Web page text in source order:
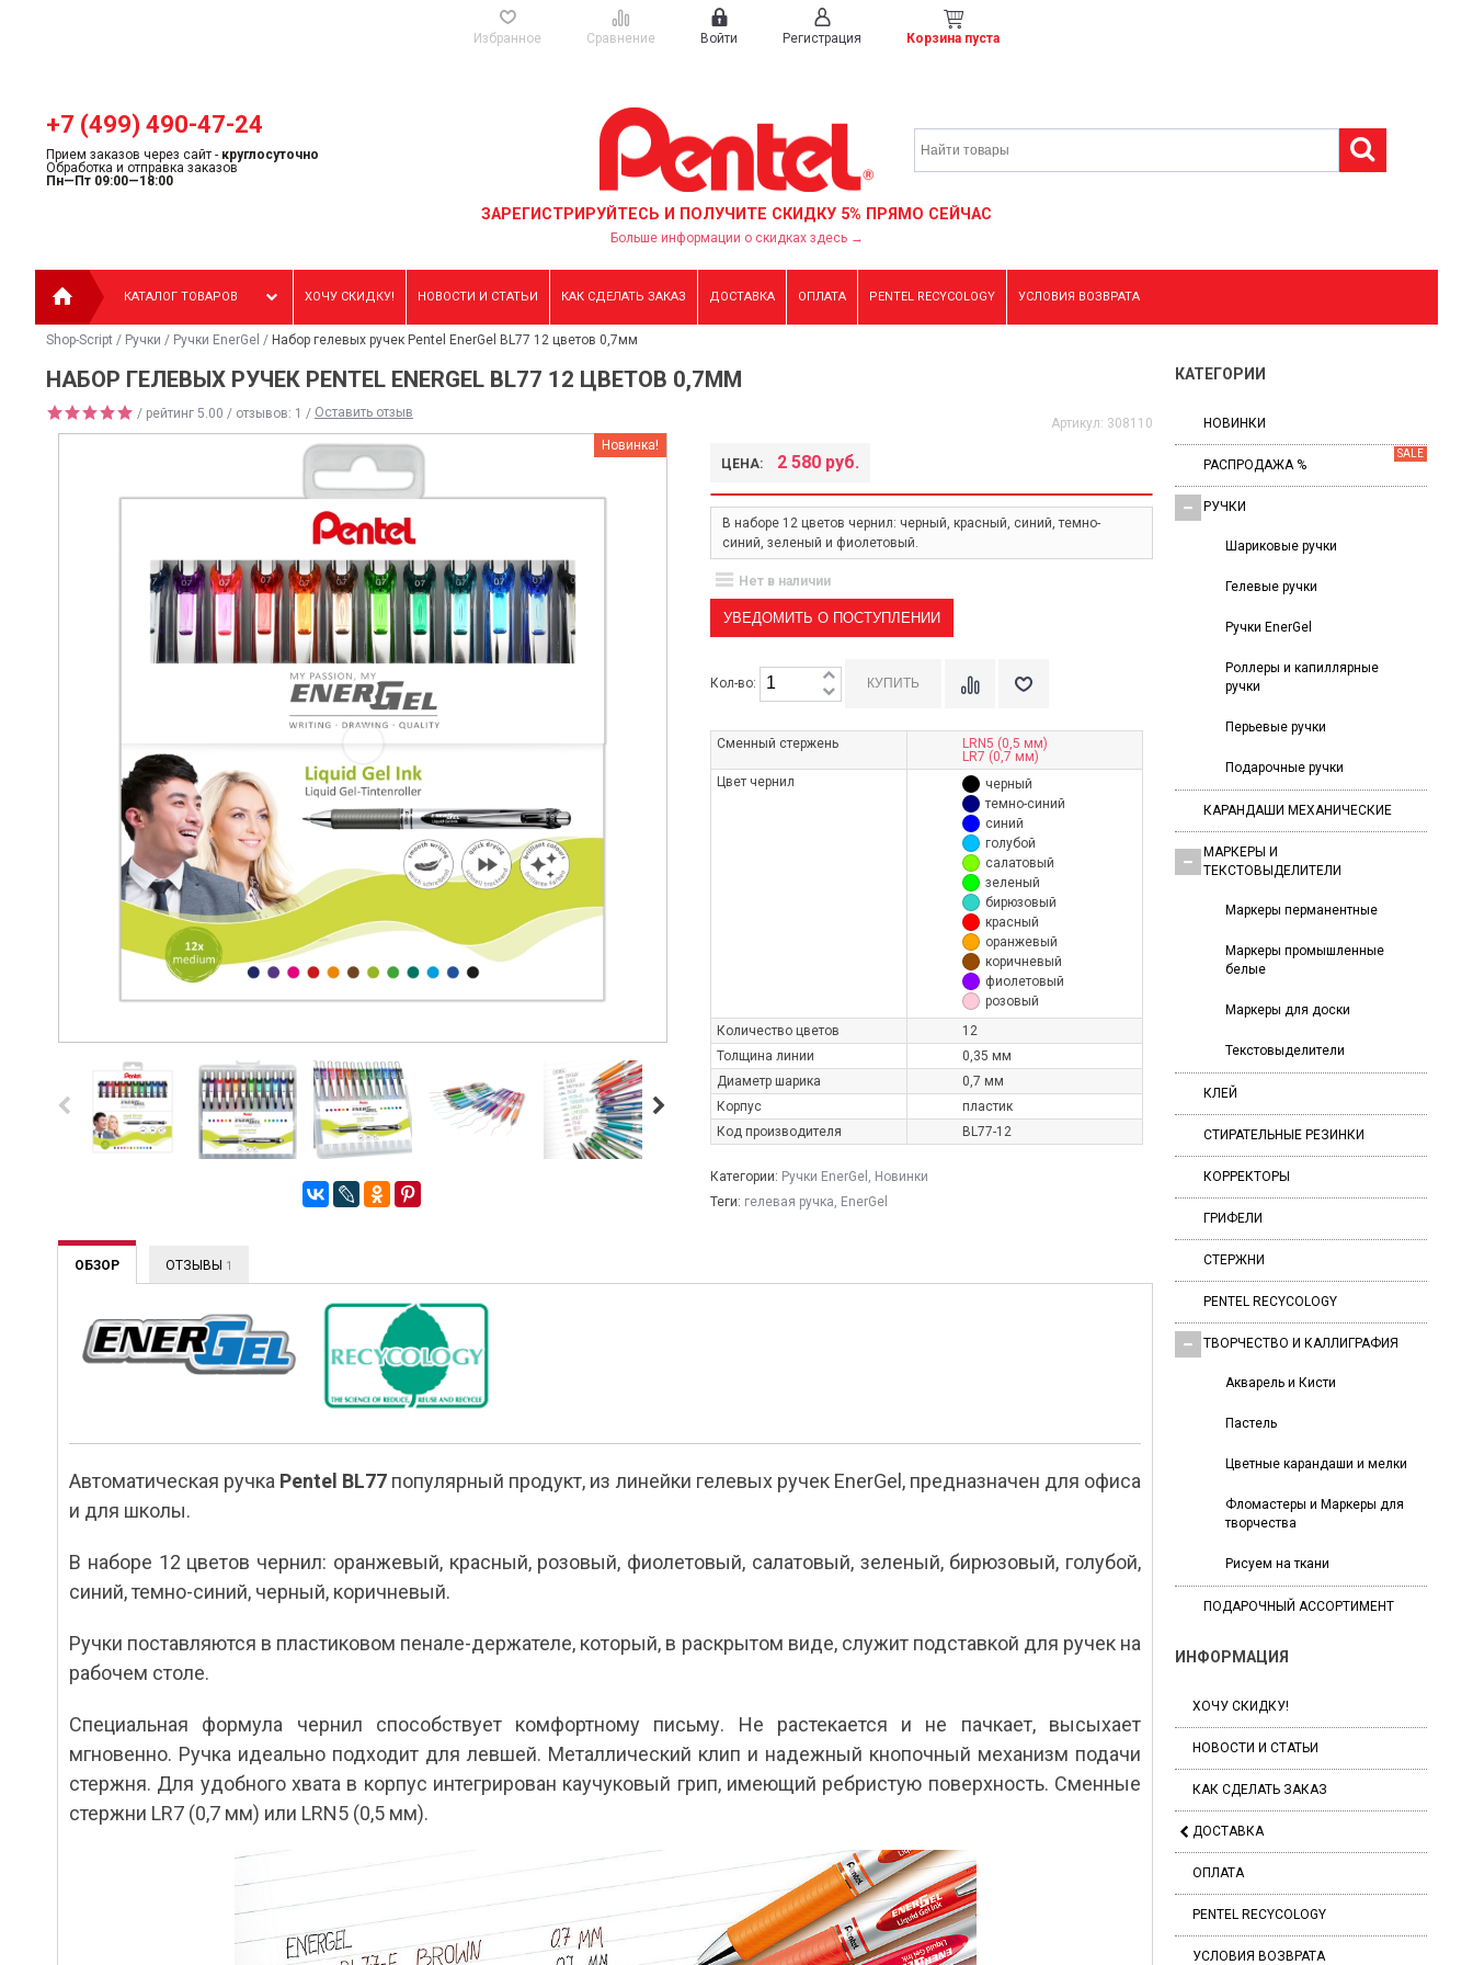
Избранное Сравнение Войти Регистрация Корзина пуста
+7 (499) 490-47-24
Прием заказов через сайт - круглосуточно
Обработка и отправка заказов
Пн—Пт 09:00—18:00
ЗАРЕГИСТРИРУЙТЕСЬ И ПОЛУЧИТЕ СКИДКУ 5% ПРЯМО СЕЙЧАС
Больше информации о скидках здесь →
КАТАЛОГ ТОВАРОВ ХОЧУ СКИДКУ! НОВОСТИ И СТАТЬИ КАК СДЕЛАТЬ ЗАКАЗ ДОСТАВКА ОПЛАТА PENTEL RECYCOLOGY УСЛОВИЯ ВОЗВРАТА
Shop-Script / Ручки / Ручки EnerGel / Набор гелевых ручек Pentel EnerGel BL77 12 цветов 0,7мм
КАТЕГОРИИ
НОВИНКИ
РАСПРОДАЖА %
SALE
РУЧКИ
Шариковые ручки
Гелевые ручки
Ручки EnerGel
Роллеры и капиллярные
ручки
Перьевые ручки
Подарочные ручки
КАРАНДАШИ МЕХАНИЧЕСКИЕ
МАРКЕРЫ И
ТЕКСТОВЫДЕЛИТЕЛИ
Маркеры перманентные
Маркеры промышленные
белые
Маркеры для доски
Текстовыделители
КЛЕЙ
СТИРАТЕЛЬНЫЕ РЕЗИНКИ
КОРРЕКТОРЫ
ГРИФЕЛИ
СТЕРЖНИ
PENTEL RECYCOLOGY
ТВОРЧЕСТВО И КАЛЛИГРАФИЯ
Акварель и Кисти
Пастель
Цветные карандаши и мелки
Фломастеры и Маркеры для
творчества
Рисуем на ткани
ПОДАРОЧНЫЙ АССОРТИМЕНТ
ИНФОРМАЦИЯ
ХОЧУ СКИДКУ!
НОВОСТИ И СТАТЬИ
КАК СДЕЛАТЬ ЗАКАЗ
ДОСТАВКА
ОПЛАТА
PENTEL RECYCOLOGY
УСЛОВИЯ ВОЗВРАТА
НАБОР ГЕЛЕВЫХ РУЧЕК PENTEL ENERGEL BL77 12 ЦВЕТОВ 0,7ММ
/ рейтинг 5.00 / отзывов: 1 / Оставить отзыв
Артикул: 308110
Новинка!
ЦЕНА:
2 580 руб.
В наборе 12 цветов чернил: черный, красный, синий, темно-
синий, зеленый и фиолетовый.
Нет в наличии
УВЕДОМИТЬ О ПОСТУПЛЕНИИ
Кол-во:
Сменный стержень
LRN5 (0,5 мм)
LR7 (0,7 мм)
Цвет чернил
черный
темно-синий
синий
голубой
салатовый
зеленый
бирюзовый
красный
оранжевый
коричневый
фиолетовый
розовый
Количество цветов
12
Толщина линии
0,35 мм
Диаметр шарика
0,7 мм
Корпус
пластик
Код производителя
BL77-12
Категории: Ручки EnerGel , Новинки
Теги: гелевая ручка, EnerGel
ОБЗОР ОТЗЫВЫ 1
Автоматическая ручка Pentel BL77 популярный продукт, из линейки гелевых ручек EnerGel, предназначен для офиса
и для школы.
В наборе 12 цветов чернил: оранжевый, красный, розовый, фиолетовый, салатовый, зеленый, бирюзовый, голубой,
синий, темно-синий, черный, коричневый.
Ручки поставляются в пластиковом пенале-держателе, который, в раскрытом виде, служит подставкой для ручек на
рабочем столе.
Специальная формула чернил способствует комфортному письму. Не растекается и не пачкает, высыхает
мгновенно. Ручка идеально подходит для левшей. Металлический клип и надежный кнопочный механизм подачи
стержня. Для удобного хвата в корпус интегрирован каучуковый грип, имеющий ребристую поверхность. Сменные
стержни LR7 (0,7 мм) или LRN5 (0,5 мм).